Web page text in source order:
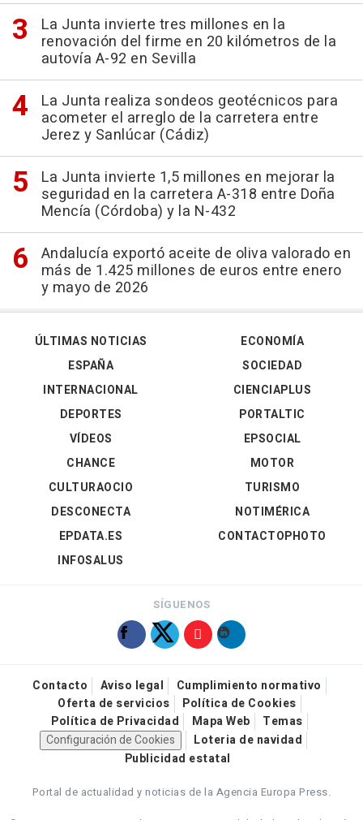
La Junta invierte tres millones en la
renovación del firme en 20 kilómetros de la
autovía A-92 en Sevilla
La Junta realiza sondeos geotécnicos para
acometer el arreglo de la carretera entre
Jerez y Sanlúcar (Cádiz)
La Junta invierte 1,5 millones en mejorar la
seguridad en la carretera A-318 entre Doña
Mencía (Córdoba) y la N-432
Andalucía exportó aceite de oliva valorado en
más de 1.425 millones de euros entre enero
y mayo de 2026
ÚLTIMAS NOTICIAS
ESPAÑA
INTERNACIONAL
DEPORTES
VÍDEOS
ECONOMÍA
SOCIEDAD
CIENCIAPLUS
PORTALTIC
EPSOCIAL
CHANCE
CULTURAOCIO
DESCONECTA
EPDATA.ES
INFOSALUS
MOTOR
TURISMO
NOTIMÉRICA
CONTACTOPHOTO
SÍGUENOS
Contacto Aviso legal
Cumplimiento normativo
Oferta de servicios
Política de Cookies
Política de Privacidad
Mapa Web
Temas
Configuración de Cookies
Loteria de navidad
Publicidad estatal
Portal de actualidad y noticias de la Agencia Europa Press.